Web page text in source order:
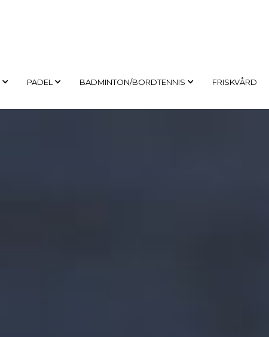
PADEL BADMINTON/BORDTENNIS FRISKVÅRD